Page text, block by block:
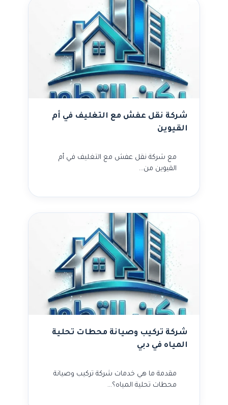
شركة نقل عفش مع التغليف في أم
القيوين
مع شركة نقل عفش مع التغليف في أم
القيوين من…
شركة تركيب وصيانة محطات تحلية
المياه في دبي
مقدمة ما هي خدمات شركة تركيب وصيانة
محطات تحلية المياه؟…